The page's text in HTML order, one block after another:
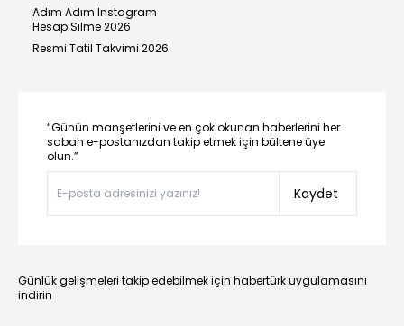
Adım Adım Instagram
Hesap Silme 2026
Resmi Tatil Takvimi 2026
“Günün manşetlerini ve en çok okunan haberlerini her
sabah e-postanızdan takip etmek için bültene üye
olun.”
Kaydet
Günlük gelişmeleri takip edebilmek için habertürk uygulamasını
indirin